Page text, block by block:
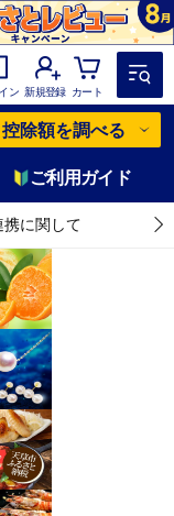
ン 新規登録 カート
控除額を調べる
ご利用ガイド
携に関して